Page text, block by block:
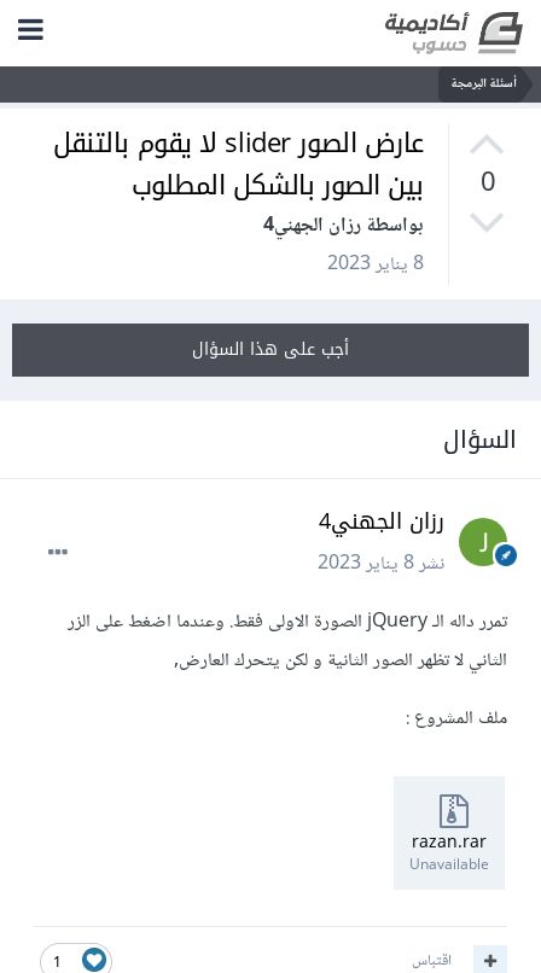
أسئلة البرمجة
0
عارض الصور slider لا يقوم بالتنقل
بين الصور بالشكل المطلوب
بواسطة رزان الجهني4
8 يناير 2023
أجب على هذا السؤال
السؤال
رزان الجهني4
نشر8 يناير 2023
تمرر داله الـ jQuery الصورة الاولى فقط. وعندما اضغط على الزر
الثاني لا تظهر الصور الثانية و لكن يتحرك العارض,
ملف المشروع
razan.rar
Unavailable
1 اقتباس